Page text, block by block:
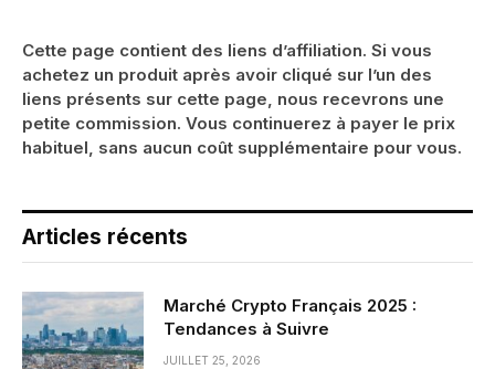
Cette page contient des liens d’affiliation. Si vous
achetez un produit après avoir cliqué sur l’un des
liens présents sur cette page, nous recevrons une
petite commission. Vous continuerez à payer le prix
habituel, sans aucun coût supplémentaire pour vous.
Articles récents
Marché Crypto Français 2025 :
Tendances à Suivre
JUILLET 25, 2026